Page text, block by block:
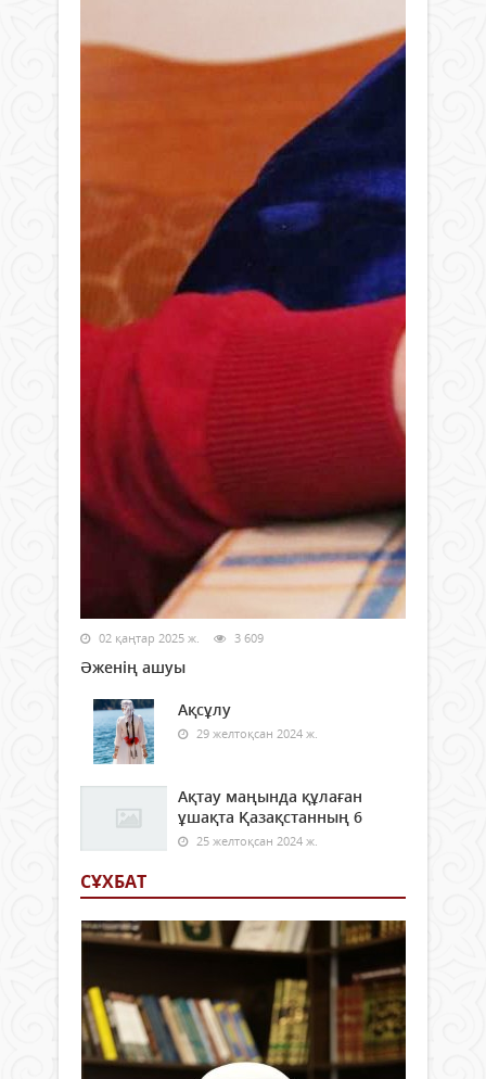
02 қаңтар 2025 ж. 3 609
Әженің ашуы
Ақсұлу
29 желтоқсан 2024 ж.
Ақтау маңында құлаған
ұшақта Қазақстанның 6
25 желтоқсан 2024 ж.
СҰХБАТ